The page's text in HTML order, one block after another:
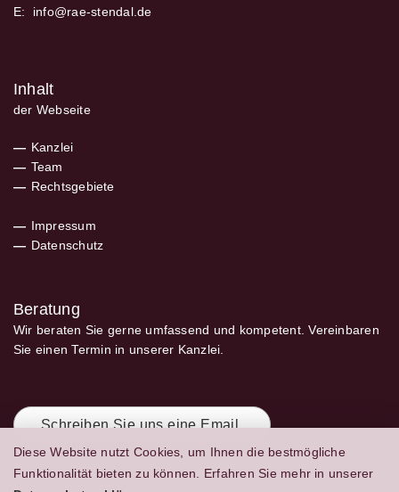
E:
Inhalt
der Webseite
Kanzlei
Team
Rechtsgebiete
Impressum
Datenschutz
Beratung
Wir beraten Sie gerne umfassend und kompetent. Vereinbaren
Sie einen Termin in unserer Kanzlei.
Schreiben Sie uns eine Email.
Diese Website nutzt Cookies, um Ihnen die bestmögliche
Funktionalität bieten zu können. Erfahren Sie mehr in unserer